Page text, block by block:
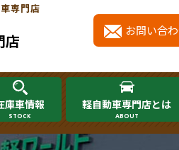
専門店
店
お問い合
庫車情報
STOCK
軽自動車専門店とは
ABOUT